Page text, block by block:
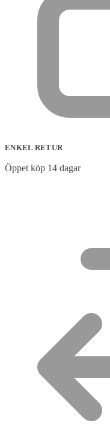
ENKEL RETUR
Öppet köp 14 dagar